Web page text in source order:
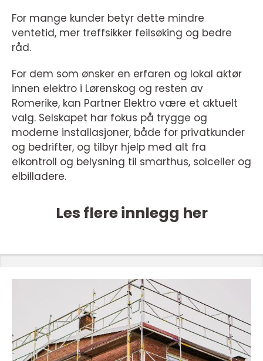
For mange kunder betyr dette mindre
ventetid, mer treffsikker feilsøking og bedre
råd.
For dem som ønsker en erfaren og lokal aktør
innen elektro i Lørenskog og resten av
Romerike, kan Partner Elektro være et aktuelt
valg. Selskapet har fokus på trygge og
moderne installasjoner, både for privatkunder
og bedrifter, og tilbyr hjelp med alt fra
elkontroll og belysning til smarthus, solceller og
elbilladere.
Les flere innlegg her